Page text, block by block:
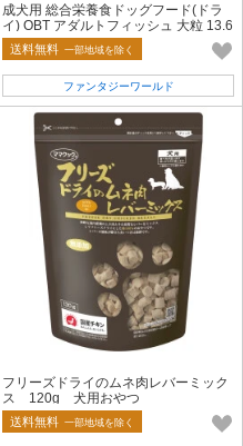
成犬用 総合栄養食ドッグフード(ドラ
イ) OBT アダルトフィッシュ 大粒 13.6
kg
送料無料 一部地域を除く
ファンタジーワールド
フリーズドライのムネ肉レバーミック
ス 120g 犬用おやつ
送料無料 一部地域を除く